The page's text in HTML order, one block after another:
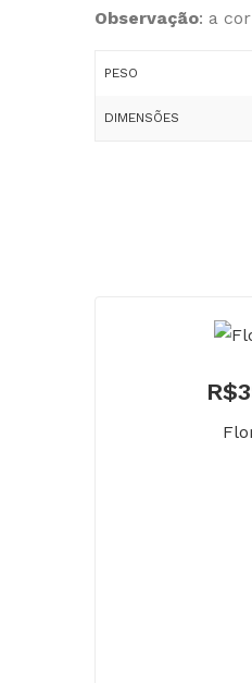
Observação: a
PESO
DIMENSÕES
R$